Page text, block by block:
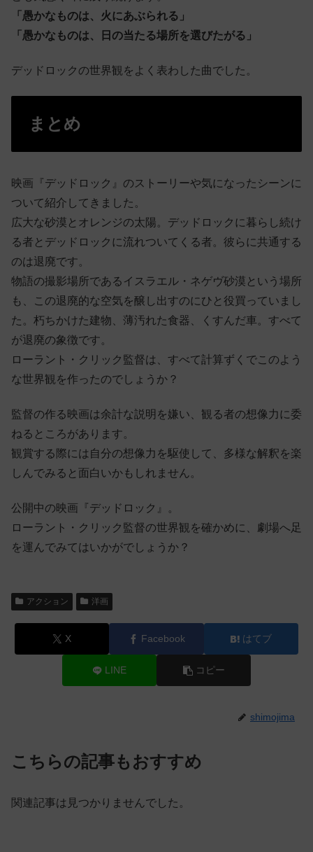
「愚かなものは、火にあぶられる」
「愚かなものは、日の当たる場所を選びたがる」
デッドロックの世界観をよく表わした曲でした。
まとめ
映画『デッドロック』のストーリーや気になったシーンに
ついて紹介してきました。
広大な砂漠とオレンジの太陽。デッドロックに暮らし続け
る者とデッドロックに流れついてくる者。彼らに共通する
のは退廃です。
物語の撮影場所であるイスラエル・ネゲヴ砂漠という場所
も、この退廃的な空気を醸し出すのにひと役買っていまし
た。朽ちかけた建物、薄汚れた食器、くすんだ車。すべて
が退廃の象徴です。
ローラント・クリック監督は、すべて計算ずくでこのよう
な世界観を作ったのでしょうか？
監督の作る映画は余計な説明を嫌い、観る者の想像力に委
ねるところがあります。
観賞する際には自分の想像力を駆使して、多様な解釈を楽
しんでみると面白いかもしれません。
公開中の映画『デッドロック』。
ローラント・クリック監督の世界観を確かめに、劇場へ足
を運んでみてはいかがでしょうか？
アクション 洋画
X Facebook はてブ
LINE コピー
shimojima
こちらの記事もおすすめ
関連記事は見つかりませんでした。